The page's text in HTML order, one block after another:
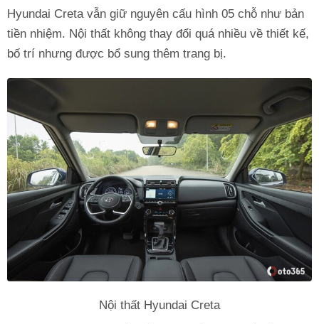
Hyundai Creta vẫn giữ nguyên cấu hình 05 chỗ như bản
tiền nhiệm. Nội thất không thay đổi quá nhiều về thiết kế,
bố trí nhưng được bổ sung thêm trang bị.
Nội thất Hyundai Creta